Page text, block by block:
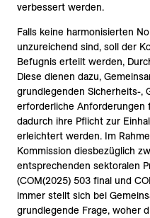
verbessert werden.
Falls keine harmonisierten
unzureichend sind, soll der
Befugnis erteilt werden,
Diese dienen dazu,
grundlegenden Sicherheits-,
erforderliche Anforderungen
dadurch ihre Pflicht zur
erleichtert werden. Im
Kommission diesbezüglich
entsprechenden sektoralen
(COM(2025) 503 final und
immer stellt sich bei
grundlegende Frage, woher